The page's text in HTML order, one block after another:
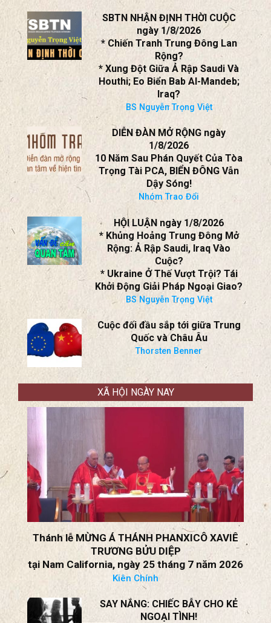
SBTN NHẬN ĐỊNH THỜI CUỘC
ngày 1/8/2026
* Chiến Tranh Trung Đông Lan
Rộng?
* Xung Đột Giữa Ả Rập Saudi Và
Houthi; Eo Biển Bab Al-Mandeb;
Iraq?
BS Nguyễn Trọng Việt
DIỄN ĐÀN MỞ RỘNG ngày
1/8/2026
10 Năm Sau Phán Quyết Của Tòa
Trọng Tài PCA, BIỂN ĐÔNG Vẫn
Dậy Sóng!
Nhóm Trao Đổi
HỘI LUẬN ngày 1/8/2026
* Khủng Hoảng Trung Đông Mở
Rộng: Ả Rập Saudi, Iraq Vào
Cuộc?
* Ukraine Ở Thế Vượt Trội? Tái
Khởi Động Giải Pháp Ngoại Giao?
BS Nguyễn Trọng Việt
Cuộc đối đầu sắp tới giữa Trung
Quốc và Châu Âu
Thorsten Benner
XÃ HỘI NGÀY NAY
Thánh lễ MỪNG Á THÁNH PHANXICÔ XAVIÊ
TRƯƠNG BỬU DIỆP
tại Nam California, ngày 25 tháng 7 năm 2026
Kiên Chính
SAY NẮNG: CHIẾC BẪY CHO KẺ
NGOẠI TÌNH!